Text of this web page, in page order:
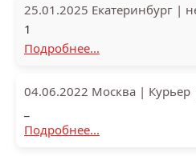
25.01.2025 Екатеринбург |
1
Подробнее...
04.06.2022 Москва | Курьер
Подробнее...